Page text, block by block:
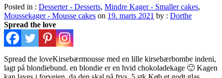
Posted in : Desserter - Desserts, Mindre Kager - Smaller cakes,
Moussekager - Mousse cakes on 19. marts 2021 by : Dorthe
Spread the love
Spread the loveKirsebærmousse med en lille kirsebærbombe indeni,
lagt på blondiebund. en blondie er en hvid chokoladekage 🙂 Kagen